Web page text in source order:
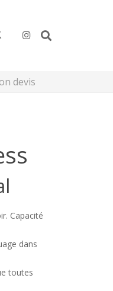
devis
Capacité
dans
toutes